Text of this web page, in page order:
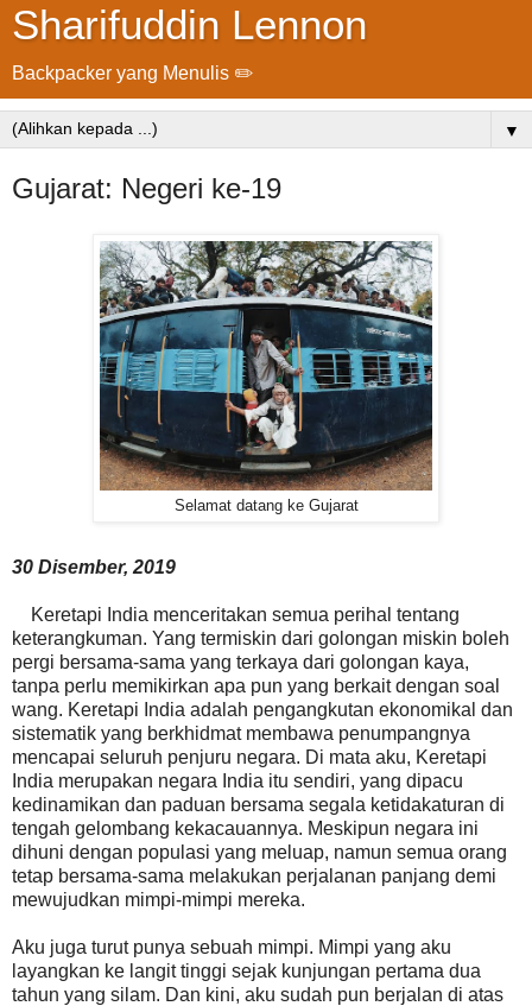
Sharifuddin Lennon
Backpacker yang Menulis ✏️
▼
Gujarat: Negeri ke-19
Selamat datang ke Gujarat
30 Disember, 2019
Keretapi India menceritakan semua perihal tentang
keterangkuman. Yang termiskin dari golongan miskin boleh
pergi bersama-sama yang terkaya dari golongan kaya,
tanpa perlu memikirkan apa pun yang berkait dengan soal
wang. Keretapi India adalah pengangkutan ekonomikal dan
sistematik yang berkhidmat membawa penumpangnya
mencapai seluruh penjuru negara. Di mata aku, Keretapi
India merupakan negara India itu sendiri, yang dipacu
kedinamikan dan paduan bersama segala ketidakaturan di
tengah gelombang kekacauannya. Meskipun negara ini
dihuni dengan populasi yang meluap, namun semua orang
tetap bersama-sama melakukan perjalanan panjang demi
mewujudkan mimpi-mimpi mereka.
Aku juga turut punya sebuah mimpi. Mimpi yang aku
layangkan ke langit tinggi sejak kunjungan pertama dua
tahun yang silam. Dan kini, aku sudah pun berjalan di atas